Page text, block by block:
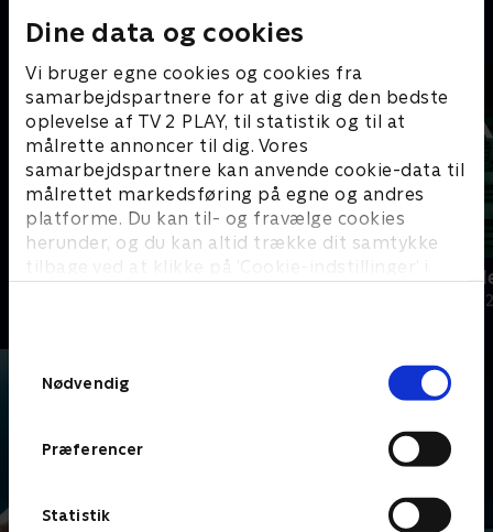
Dine data og cookies
Vi bruger egne cookies og cookies fra
samarbejdspartnere for at give dig den bedste
oplevelse af TV 2 PLAY, til statistik og til at
målrette annoncer til dig. Vores
samarbejdspartnere kan anvende cookie-data til
målrettet markedsføring på egne og andres
platforme. Du kan til- og fravælge cookies
herunder, og du kan altid trække dit samtykke
tilbage ved at klikke på ’Cookie-indstillinger’ i
Nødvendig
Præferencer
Statistik
Andre så også
ATP - Højdepunkter Andrey
2025 • Tennis •